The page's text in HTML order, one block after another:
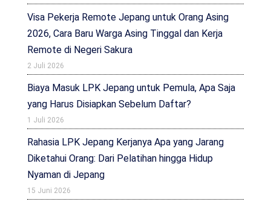
Visa Pekerja Remote Jepang untuk Orang Asing
2026, Cara Baru Warga Asing Tinggal dan Kerja
Remote di Negeri Sakura
2 Juli 2026
Biaya Masuk LPK Jepang untuk Pemula, Apa Saja
yang Harus Disiapkan Sebelum Daftar?
1 Juli 2026
Rahasia LPK Jepang Kerjanya Apa yang Jarang
Diketahui Orang: Dari Pelatihan hingga Hidup
Nyaman di Jepang
15 Juni 2026